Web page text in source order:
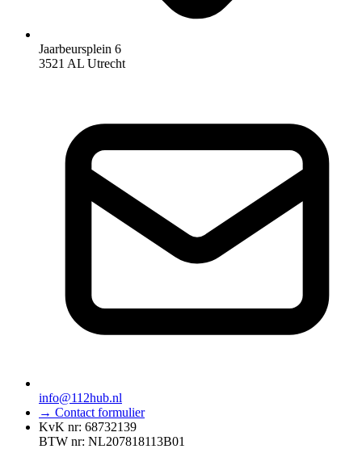
Jaarbeursplein 6
3521 AL Utrecht
info@112hub.nl
→ Contact formulier
KvK nr: 68732139
BTW nr: NL207818113B01